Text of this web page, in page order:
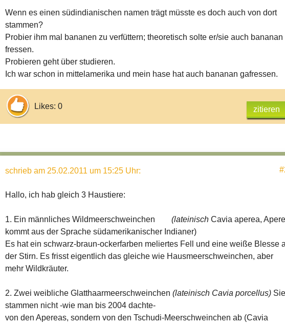
dachte-
von den Apereas, sondern von den Tschudi-
Meerschweinchen ab (Cavia tschudii) Deren Name beruht
Jakob Tschudi.
Sie sind schwarz-weiß-braun gefleckt.
Glatthaarmeerschweinchen wurden schon von den
bolivischen und peruanischen Inkas gehalten.
Wenn es einen südindianischen namen trägt müsste es doch auch von dort
stammen?
Probier ihm mal bananen zu verfüttern; theoretisch solte er/sie auch bananan
fressen.
Probieren geht über studieren.
Ich war schon in mittelamerika und mein hase hat auch bananan gafressen.
Likes: 0 zitieren
schrieb am 25.02.2011 um 15:25 Uhr:
Hallo, ich hab gleich 3 Haustiere:
1. Ein männliches Wildmeerschweinchen (lateinisch Cavia aperea,
kommt aus der Sprache südamerikanischer Indianer)
Es hat ein schwarz-braun-ockerfarben meliertes Fell und eine weiße Blesse
der Stirn. Es frisst eigentlich das gleiche wie Hausmeerschweinchen, aber
mehr Wildkräuter.
2. Zwei weibliche Glatthaarmeerschweinchen (lateinisch Cavia porcellus) Sie
stammen nicht -wie man bis 2004 dachte-
von den Apereas, sondern von den Tschudi-Meerschweinchen ab (Cavia